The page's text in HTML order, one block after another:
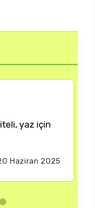
"Rengi ve